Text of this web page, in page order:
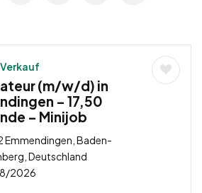
(m/w/d) in
– 17,50
– Minijob
Emmendingen, Baden-
Deutschland
2026